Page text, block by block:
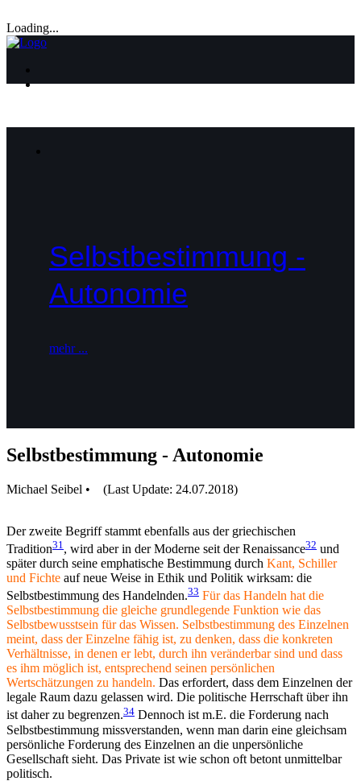
Loading...
Selbstbestimmung -
Autonomie
mehr ...
Selbstbestimmung - Autonomie
Michael Seibel • (Last Update: 24.07.2018)
Der zweite Begriff stammt ebenfalls aus der griechischen
Tradition31 , wird aber in der Moderne seit der Renaissance32 und
später durch seine emphatische Bestimmung durch Kant, Schiller
und Fichte auf neue Weise in Ethik und Politik wirksam: die
Selbstbestimmung des Handelnden.33 Für das Handeln hat die
Selbstbestimmung die gleiche grundlegende Funktion wie das
Selbstbewusstsein für das Wissen. Selbstbestimmung des Einzelnen
meint, dass der Einzelne fähig ist, zu denken, dass die konkreten
Verhältnisse, in denen er lebt, durch ihn veränderbar sind und dass
es ihm möglich ist, entsprechend seinen persönlichen
Wertschätzungen zu handeln. Das erfordert, dass dem Einzelnen der
legale Raum dazu gelassen wird. Die politische Herrschaft über ihn
ist daher zu begrenzen.34 Dennoch ist m.E. die Forderung nach
Selbstbestimmung missverstanden, wenn man darin eine gleichsam
persönliche Forderung des Einzelnen an die unpersönliche
Gesellschaft sieht. Das Private ist wie schon oft betont unmittelbar
politisch.